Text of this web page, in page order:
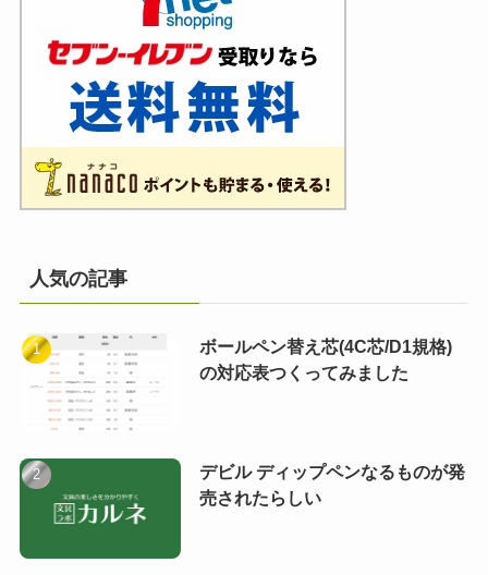
人気の記事
ボールペン替え芯(4C芯/D1規格)
の対応表つくってみました
デビル ディップペンなるものが発
売されたらしい